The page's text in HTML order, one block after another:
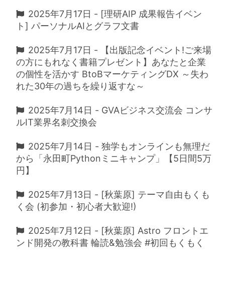
2025年7月17日 - [理研AIP 成果報告イベン
ト] パーソナルAIとグラフ文書
2025年7月17日 - 【出版記念イベント!ご来場
の方にもれなく書籍プレゼント】あなたと企業
の個性を活かす BtoBマーケティングDX ～失わ
れた30年の過ちを繰り返すな～
2025年7月14日 - GVAビジネス交流会 コンサ
ルIT業界名刺交換会
2025年7月14日 - 独学もオンラインも無理だ
から「永田町Pythonミニキャンプ」【5日間5万
円】
2025年7月13日 - [秋葉原] テーマ自由もくも
く会 (初参加・初心者大歓迎!)
2025年7月12日 - [秋葉原] Astro フロントエ
ンド開発の教科書 輪読&勉強会 #初回もくもく